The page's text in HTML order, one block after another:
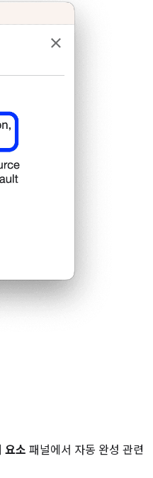
요소 패널에서 자동 완성 관련